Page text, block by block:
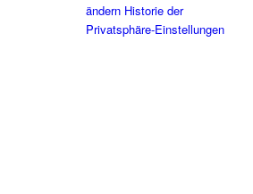
ändern Historie der
Privatsphäre-Einstellungen